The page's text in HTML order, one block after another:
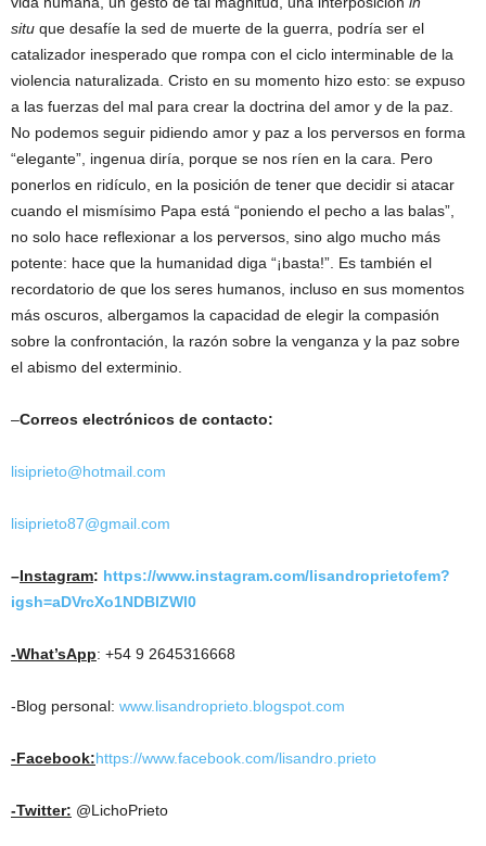
situ que desafíe la sed de muerte de la guerra, podría ser el
catalizador inesperado que rompa con el ciclo interminable de la
violencia naturalizada. Cristo en su momento hizo esto: se expuso
a las fuerzas del mal para crear la doctrina del amor y de la paz.
No podemos seguir pidiendo amor y paz a los perversos en forma
“elegante”, ingenua diría, porque se nos ríen en la cara. Pero
ponerlos en ridículo, en la posición de tener que decidir si atacar
cuando el mismísimo Papa está “poniendo el pecho a las balas”,
no solo hace reflexionar a los perversos, sino algo mucho más
potente: hace que la humanidad diga “¡basta!”. Es también el
recordatorio de que los seres humanos, incluso en sus momentos
más oscuros, albergamos la capacidad de elegir la compasión
sobre la confrontación, la razón sobre la venganza y la paz sobre
el abismo del exterminio.
–Correos electrónicos de contacto:
lisiprieto@hotmail.com
lisiprieto87@gmail.com
–Instagram: https://www.instagram.com/lisandroprietofem?
igsh=aDVrcXo1NDBlZWl0
-What’sApp: +54 9 2645316668
-Blog personal: www.lisandroprieto.blogspot.com
-Facebook:https://www.facebook.com/lisandro.prieto
-Twitter: @LichoPrieto